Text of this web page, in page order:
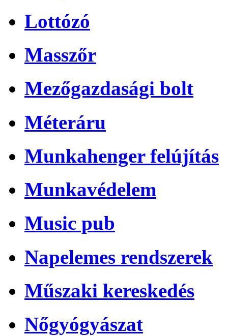
Lottózó
Masszőr
Mezőgazdasági bolt
Méteráru
Munkahenger felújítás
Munkavédelem
Music pub
Napelemes rendszerek
Műszaki kereskedés
Nőgyógyászat